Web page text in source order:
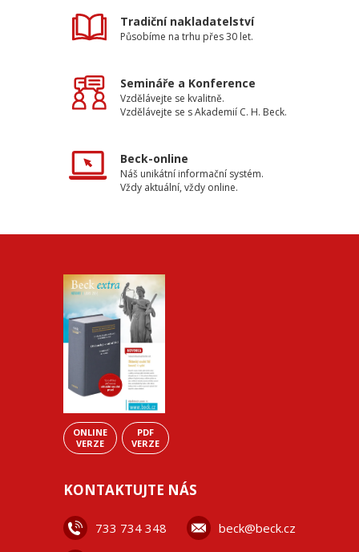
Tradiční nakladatelství
Působíme na trhu přes 30 let.
Semináře a Konference
Vzdělávejte se kvalitně.
Vzdělávejte se s Akademií C. H. Beck.
Beck-online
Náš unikátní informační systém.
Vždy aktuální, vždy online.
ONLINE
VERZE
PDF
VERZE
KONTAKTUJTE NÁS
733 734 348 beck@beck.cz